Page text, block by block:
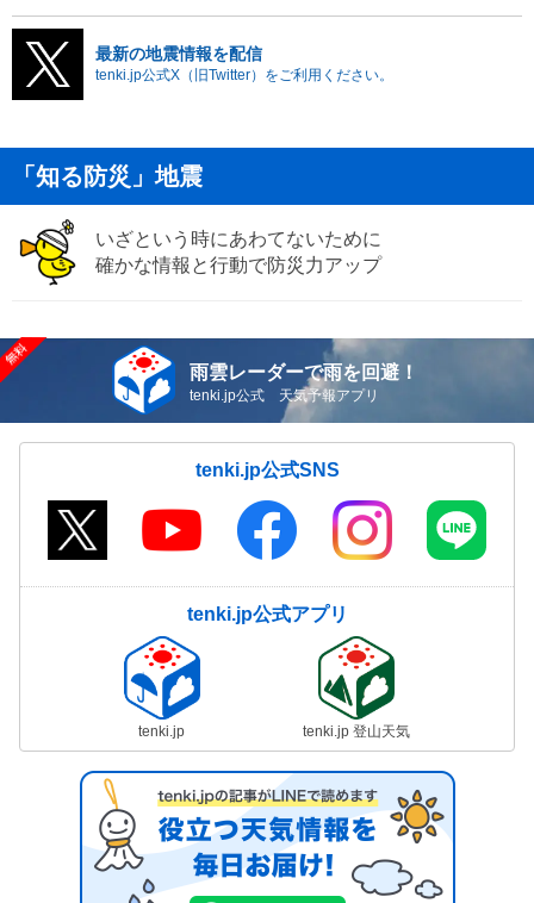
最新の地震情報を配信
tenki.jp公式X（旧Twitter）をご利用ください。
「知る防災」地震
いざという時にあわてないために
確かな情報と行動で防災力アップ
雨雲レーダーで雨を回避！
tenki.jp公式 天気予報アプリ
tenki.jp公式SNS
tenki.jp公式アプリ
tenki.jp tenki.jp 登山天気